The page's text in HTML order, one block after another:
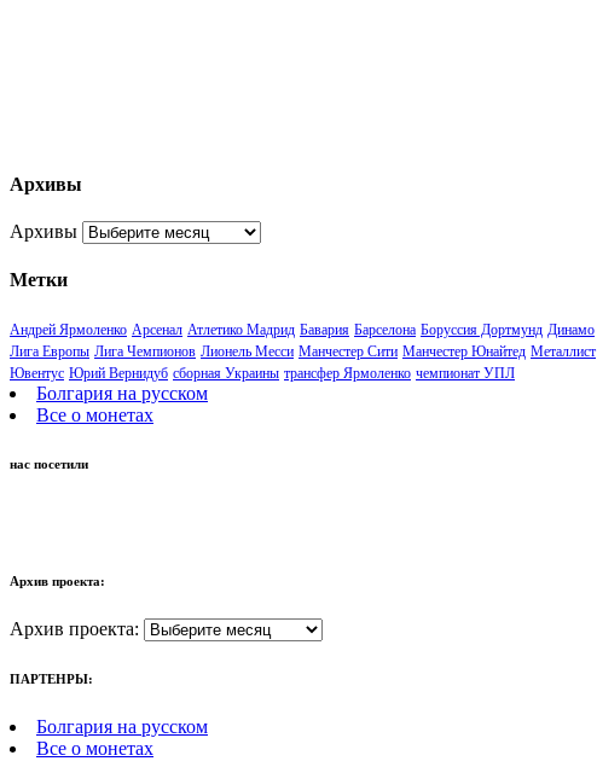
Архивы
Архивы
Метки
Андрей Ярмоленко Арсенал Атлетико Мадрид Бавария Барселона Боруссия Дортмунд Динамо
Лига Европы Лига Чемпионов Лионель Месси Манчестер Сити Манчестер Юнайтед Металлист
Ювентус Юрий Вернидуб сборная Украины трансфер Ярмоленко чемпионат УПЛ
Болгария на русском
Все о монетах
нас посетили
Архив проекта:
Архив проекта:
ПАРТЕНРЫ:
Болгария на русском
Все о монетах